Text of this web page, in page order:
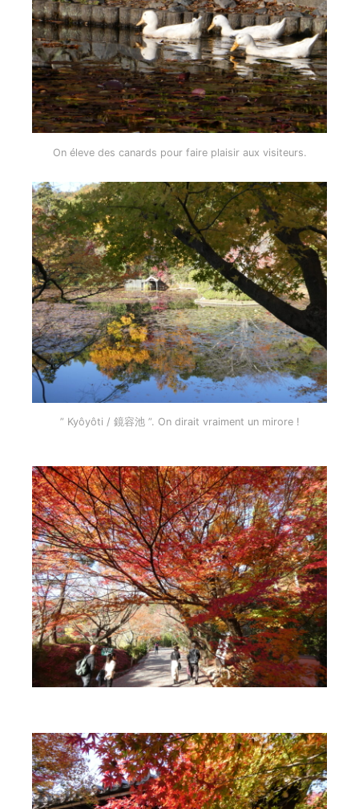
On éleve des canards pour faire plaisir aux visiteurs.
” Kyôyôti / 鏡容池 ”. On dirait vraiment un mirore !